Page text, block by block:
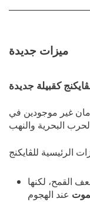
ميزات جديدة
كقبيلة جديدة
القمح، لكنها